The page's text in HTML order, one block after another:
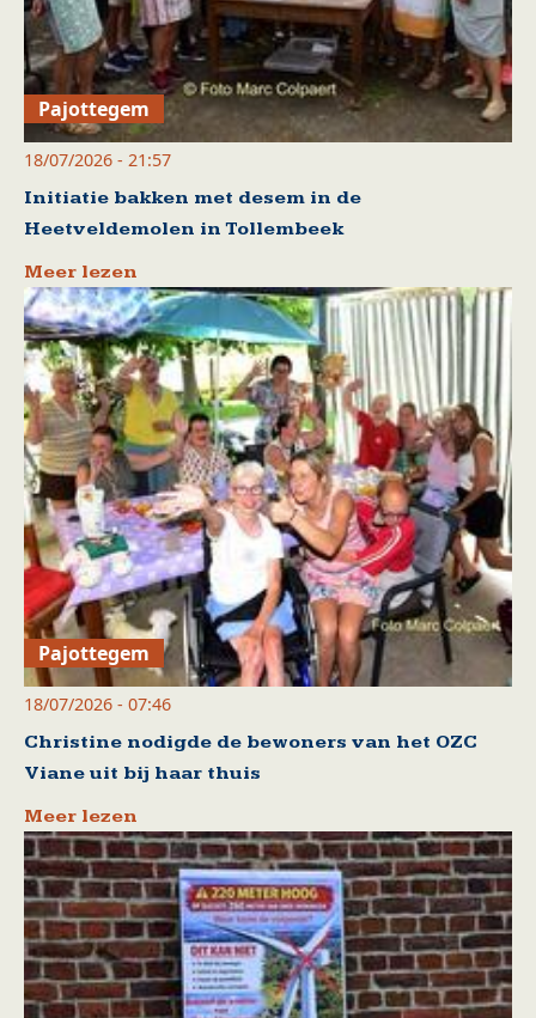
Pajottegem
18/07/2026 - 21:57
Initiatie bakken met desem in de
Heetveldemolen in Tollembeek
Meer lezen
Pajottegem
18/07/2026 - 07:46
Christine nodigde de bewoners van het OZC
Viane uit bij haar thuis
Meer lezen